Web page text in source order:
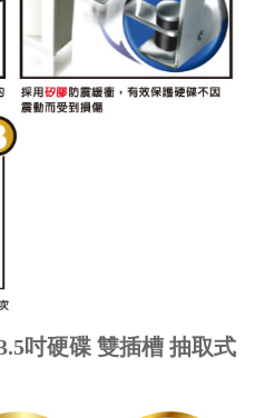
吋硬碟 雙插槽 抽取式